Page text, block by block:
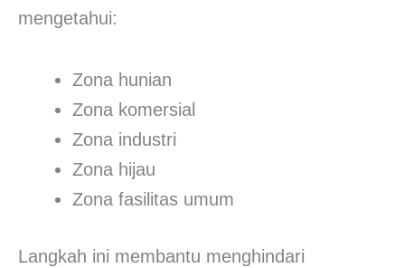
mengetahui:
Zona hunian
Zona komersial
Zona industri
Zona hijau
Zona fasilitas umum
Langkah ini membantu menghindari